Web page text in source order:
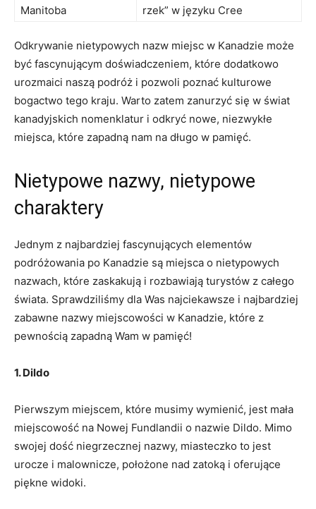
Manitoba
⁣rzek” w języku ‌Cree
Odkrywanie ⁤nietypowych nazw miejsc w⁤ Kanadzie⁤ może
być fascynującym doświadczeniem,⁣ które‌ dodatkowo
urozmaici naszą podróż⁤ i pozwoli ‌poznać ⁤kulturowe
bogactwo tego kraju. ​Warto zatem ​zanurzyć ⁢się w ‌świat
kanadyjskich ⁢nomenklatur‍ i odkryć nowe, niezwykłe
miejsca, które zapadną nam ‌na długo w pamięć.
Nietypowe ‌nazwy, nietypowe⁢
charaktery
Jednym z najbardziej fascynujących elementów‌
podróżowania po Kanadzie⁢ są miejsca o nietypowych
nazwach, które zaskakują‌ i rozbawiają turystów z całego‌
świata. Sprawdziliśmy dla Was najciekawsze i najbardziej
zabawne nazwy miejscowości w Kanadzie, ⁢które z‍
pewnością zapadną‌ Wam w pamięć!
1. ⁤Dildo
Pierwszym miejscem, które musimy​ wymienić, jest⁤ mała
miejscowość na Nowej⁤ Fundlandii o ‍nazwie Dildo. Mimo ​
swojej dość niegrzecznej‍ nazwy, miasteczko to jest
urocze ⁤i malownicze,⁣ położone nad ‍zatoką ‌i oferujące​
piękne widoki.